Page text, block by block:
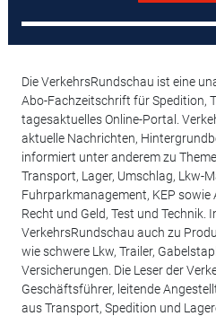
Die VerkehrsRundschau ist eine
Abo-Fachzeitschrift für Spedition,
tagesaktuelles Online-Portal.
aktuelle Nachrichten,
informiert unter anderem zu
Transport, Lager, Umschlag, Lkw-
Fuhrparkmanagement, KEP sowie
Recht und Geld, Test und Technik.
VerkehrsRundschau auch zu
wie schwere Lkw, Trailer,
Versicherungen. Die Leser der
Geschäftsführer, leitende
aus Transport, Spedition und